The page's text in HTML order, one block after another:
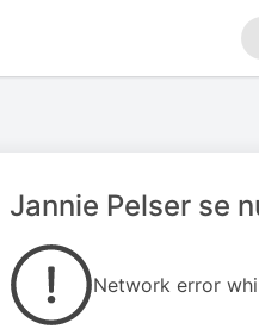
Jannie Pelser se
Network error